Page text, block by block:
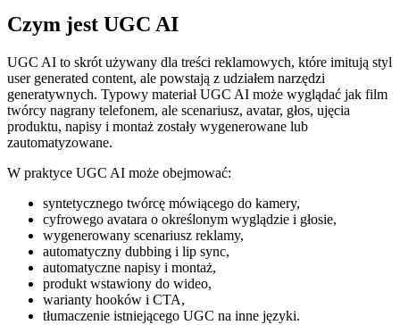
Czym jest UGC AI
UGC AI to skrót używany dla treści reklamowych, które imitują styl
user generated content, ale powstają z udziałem narzędzi
generatywnych. Typowy materiał UGC AI może wyglądać jak film
twórcy nagrany telefonem, ale scenariusz, avatar, głos, ujęcia
produktu, napisy i montaż zostały wygenerowane lub
zautomatyzowane.
W praktyce UGC AI może obejmować:
syntetycznego twórcę mówiącego do kamery,
cyfrowego avatara o określonym wyglądzie i głosie,
wygenerowany scenariusz reklamy,
automatyczny dubbing i lip sync,
automatyczne napisy i montaż,
produkt wstawiony do wideo,
warianty hooków i CTA,
tłumaczenie istniejącego UGC na inne języki.